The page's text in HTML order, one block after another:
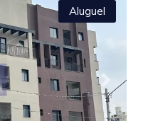
Next
Aluguel